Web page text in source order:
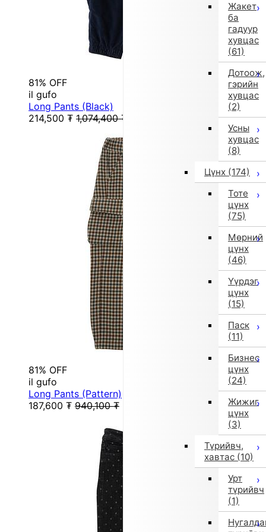
Жакет
ба
гадуур
хувцас
(61)
Дотоож,
гэрийн
хувцас
(2)
Усны
хувцас
(8)
Цүнх (174)
Тоте
цүнх
(75)
Мөрний
цүнх
(46)
Үүрдэг
цүнх
(15)
Паск
(11)
Бизнес
цүнх
(24)
Жижиг
цүнх
(3)
Түрийвч,
хавтас (10)
Урт
түрийвч
(1)
81% OFF
il gufo
Long Pants (Black)
214,500 ₮ 1,074,400 ₮
81% OFF
il gufo
Long Pants (Pattern)
187,600 ₮ 940,100 ₮